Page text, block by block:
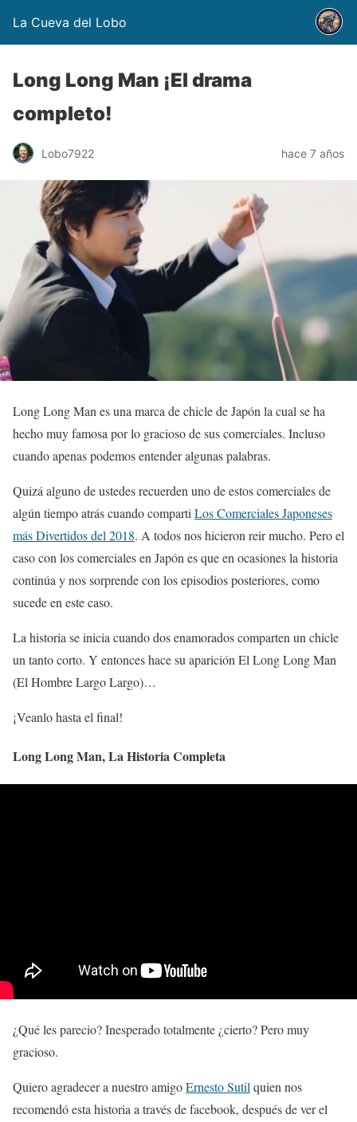
La Cueva del Lobo
Long Long Man ¡El drama
completo!
Lobo7922 hace 7 años
Long Long Man es una marca de chicle de Japón la cual se ha
hecho muy famosa por lo gracioso de sus comerciales. Incluso
cuando apenas podemos entender algunas palabras.
Quizá alguno de ustedes recuerden uno de estos comerciales de
algún tiempo atrás cuando comparti Los Comerciales Japoneses
más Divertidos del 2018. A todos nos hicieron reir mucho. Pero el
caso con los comerciales en Japón es que en ocasiones la historia
continúa y nos sorprende con los episodios posteriores, como
sucede en este caso.
La historia se inicia cuando dos enamorados comparten un chicle
un tanto corto. Y entonces hace su aparición El Long Long Man
(El Hombre Largo Largo)…
¡Veanlo hasta el final!
Long Long Man, La Historia Completa
¿Qué les parecio? Inesperado totalmente ¿cierto? Pero muy
gracioso.
Quiero agradecer a nuestro amigoErnesto Sutilquien nos
recomendó esta historia a través de facebook, después de ver el